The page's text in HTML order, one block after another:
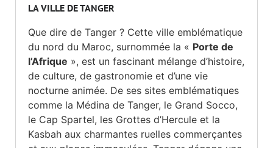
LA VILLE DE TANGER
Que dire de Tanger ? Cette ville emblématique
du nord du Maroc, surnommée la « Porte de
l’Afrique », est un fascinant mélange d’histoire,
de culture, de gastronomie et d’une vie
nocturne animée. De ses sites emblématiques
comme la Médina de Tanger, le Grand Socco,
le Cap Spartel, les Grottes d’Hercule et la
Kasbah aux charmantes ruelles commerçantes